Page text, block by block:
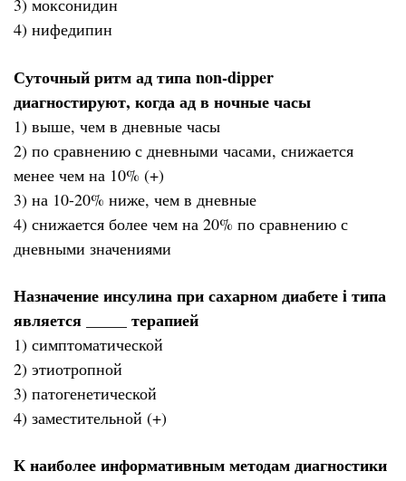
3) моксонидин
4) нифедипин
Суточный ритм ад типа non-dipper
диагностируют, когда ад в ночные часы
1) выше, чем в дневные часы
2) по сравнению с дневными часами, снижается
менее чем на 10% (+)
3) на 10-20% ниже, чем в дневные
4) снижается более чем на 20% по сравнению с
дневными значениями
Назначение инсулина при сахарном диабете i типа
является _____ терапией
1) симптоматической
2) этиотропной
3) патогенетической
4) заместительной (+)
К наиболее информативным методам диагностики